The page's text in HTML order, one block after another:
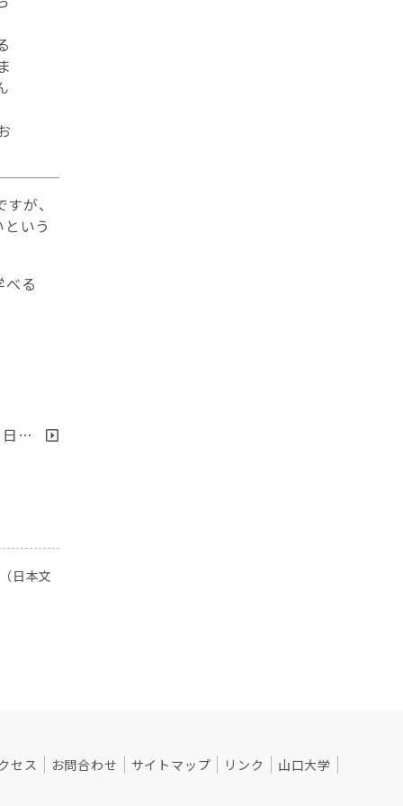
が、
いう
る
日…
日本文
セス お問合わせ サイトマップ リンク 山口大学